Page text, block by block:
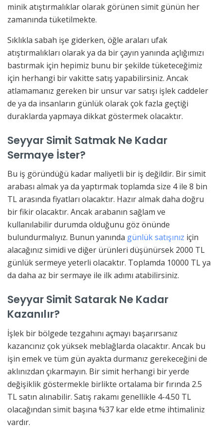
minik atıştırmalıklar olarak görünen simit günün her
zamanında tüketilmekte.
Sıklıkla sabah işe giderken, öğle araları ufak
atıştırmalıkları olarak ya da bir çayın yanında açlığımızı
bastırmak için hepimiz bunu bir şekilde tüketeceğimiz
için herhangi bir vakitte satış yapabilirsiniz. Ancak
atlamamanız gereken bir unsur var satışı işlek caddeler
de ya da insanların günlük olarak çok fazla geçtiği
duraklarda yapmaya dikkat göstermek olacaktır.
Seyyar Simit Satmak Ne Kadar
Sermaye İster?
Bu iş göründüğü kadar maliyetli bir iş değildir. Bir simit
arabası almak ya da yaptırmak toplamda size 4 ile 8 bin
TL arasında fiyatları olacaktır. Hazır almak daha doğru
bir fikir olacaktır. Ancak arabanın sağlam ve
kullanılabilir durumda olduğunu göz önünde
bulundurmalıyız. Bunun yanında günlük satışınız için
alacağınız simidi ve diğer ürünleri düşünürsek 2000 TL
günlük sermeye yeterli olacaktır. Toplamda 10000 TL ya
da daha az bir sermaye ile ilk adımı atabilirsiniz.
Seyyar Simit Satarak Ne Kadar
Kazanılır?
İşlek bir bölgede tezgahını açmayı başarırsanız
kazancınız çok yüksek meblağlarda olacaktır. Ancak bu
işin emek ve tüm gün ayakta durmanız gerekeceğini de
aklınızdan çıkarmayın. Bir simit herhangi bir yerde
değişiklik göstermekle birlikte ortalama bir fırında 2.5
TL satın alınabilir. Satış rakamı genellikle 4-4.50 TL
olacağından simit başına %37 kar elde etme ihtimaliniz
vardır.